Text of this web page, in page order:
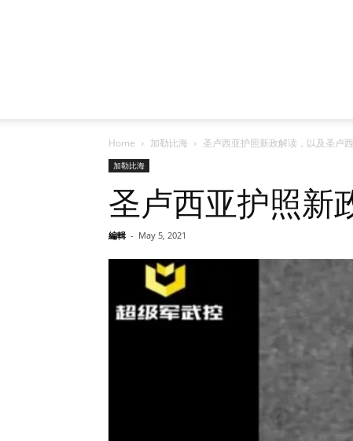
Home 加勒比海 圣卢西亚护照新政解读，以及圣卢
加勒比海
圣卢西亚护照新
編輯 - May 5, 2021